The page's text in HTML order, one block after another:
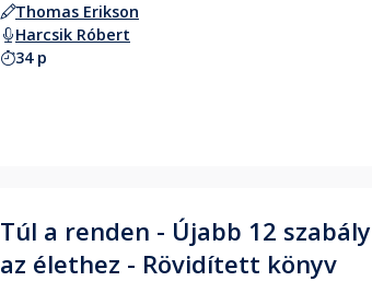
Thomas Erikson
Harcsik Róbert
34 p
Túl a renden - Újabb 12 szabály
az élethez - Rövidített könyv